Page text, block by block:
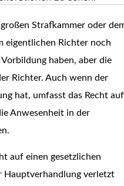
Strafkammer oder
eigentlichen Richter noch
haben, aber die
Richter. Auch wenn der
hat, umfasst das Recht auf
Anwesenheit in der
auf einen gesetzlichen
Hauptverhandlung verletzt